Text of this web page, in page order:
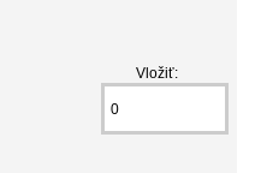
Vložiť: